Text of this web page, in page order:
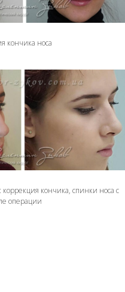
кончика носа
кончика, спинки носа с
операции